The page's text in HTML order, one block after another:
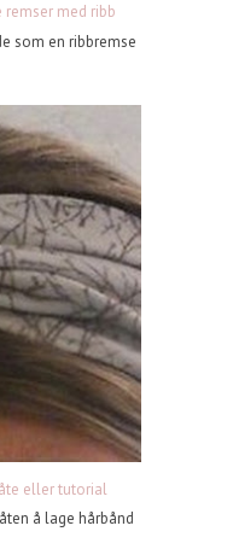
med ribb
som en ribbremse
eller tutorial
å lage hårbånd